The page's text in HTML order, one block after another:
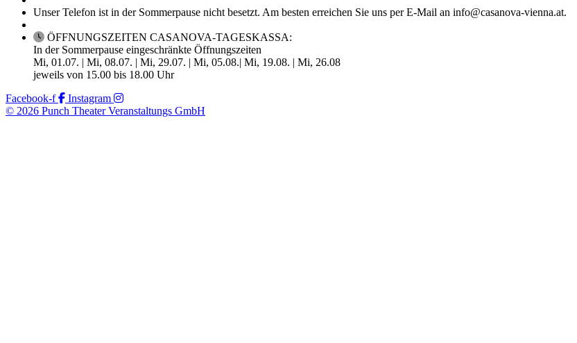
Unser Telefon ist in der Sommerpause nicht besetzt. Am besten erreichen Sie uns per E-Mail an info@casanova-vienna.at.
ÖFFNUNGSZEITEN CASANOVA-TAGESKASSA:
In der Sommerpause eingeschränkte Öffnungszeiten
Mi, 01.07. | Mi, 08.07. | Mi, 29.07. | Mi, 05.08.| Mi, 19.08. | Mi, 26.08
jeweils von 15.00 bis 18.00 Uhr
Facebook-f
Instagram
© 2026 Punch Theater Veranstaltungs GmbH